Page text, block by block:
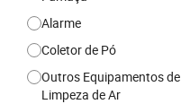
Alarme
Coletor de Pó
Outros Equipamentos de
Limpeza de Ar